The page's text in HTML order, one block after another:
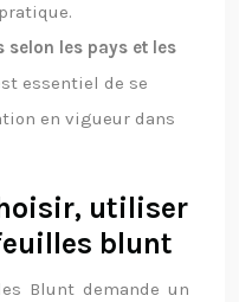
selon les pays et les
essentiel de se
en vigueur dans
utiliser
blunt
Blunt demande un